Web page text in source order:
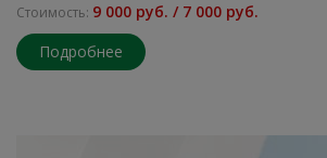
Стоимость: 9 000 руб. / 7 000 руб.
Подробнее